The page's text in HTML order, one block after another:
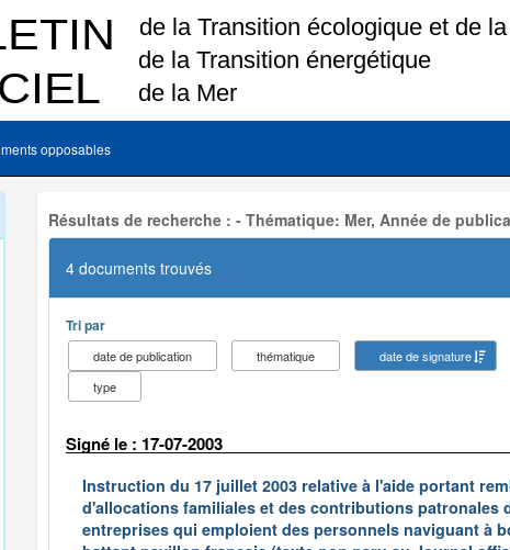
opposables
Résultats de recherche : - Thématique: Mer, Année de
4 documents trouvés
Tri par
date de publication thématique
date de signature
type
Signé le : 17-07-2003
Instruction du 17 juillet 2003 relative à l'aide portant
d'allocations familiales et des contributions patronales
entreprises qui emploient des personnels naviguant à